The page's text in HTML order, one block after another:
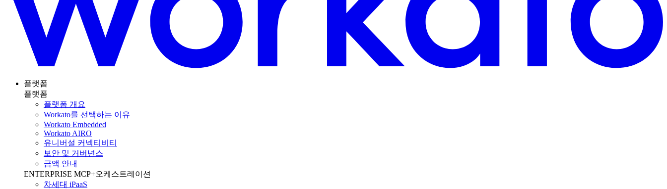
플랫폼
플랫폼
플랫폼 개요
Workato를 선택하는 이유
Workato Embedded
Workato AIRO
유니버설 커넥티비티
보안 및 거버넌스
금액 안내
ENTERPRISE MCP+오케스트레이션
차세대 iPaaS